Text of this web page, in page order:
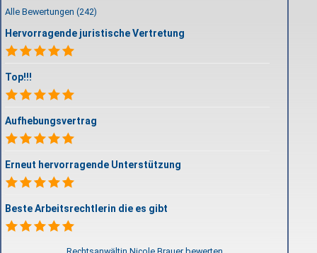
Alle Bewertungen (242)
Hervorragende juristische Vertretung
Top!!!
Aufhebungsvertrag
Erneut hervorragende Unterstützung
Beste Arbeitsrechtlerin die es gibt